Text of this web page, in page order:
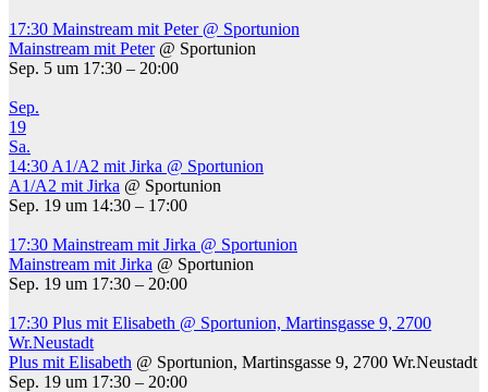
17:30 Mainstream mit Peter @ Sportunion
Mainstream mit Peter @ Sportunion
Sep. 5 um 17:30 – 20:00
Sep.
19
Sa.
14:30 A1/A2 mit Jirka @ Sportunion
A1/A2 mit Jirka @ Sportunion
Sep. 19 um 14:30 – 17:00
17:30 Mainstream mit Jirka @ Sportunion
Mainstream mit Jirka @ Sportunion
Sep. 19 um 17:30 – 20:00
17:30 Plus mit Elisabeth @ Sportunion, Martinsgasse 9, 2700
Wr.Neustadt
Plus mit Elisabeth @ Sportunion, Martinsgasse 9, 2700 Wr.Neustadt
Sep. 19 um 17:30 – 20:00